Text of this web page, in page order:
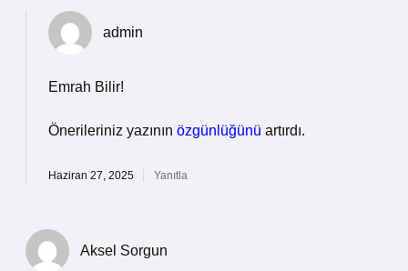
admin
Emrah Bilir!
Önerileriniz yazının özgünlüğünü artırdı.
Haziran 27, 2025 Yanıtla
Aksel Sorgun